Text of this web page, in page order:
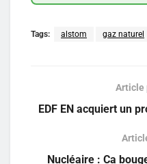
Tags: alstom gaz naturel
Article
EDF EN acquiert un
Nucléaire : Ca